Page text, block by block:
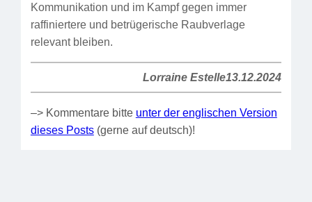
Kommunikation und im Kampf gegen immer
raffiniertere und betrügerische Raubverlage
relevant bleiben.
Lorraine Estelle13.12.2024
–> Kommentare bitte unter der englischen Version
dieses Posts(gerne auf deutsch)!